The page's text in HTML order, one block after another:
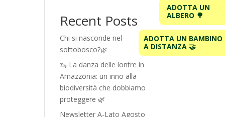
Recent Posts
Chi si nasconde nel
sottobosco?🌿
🦦 La danza delle lontre in
Amazzonia: un inno alla
biodiversità che dobbiamo
proteggere 🌿
Newsletter A-Lato Agosto
ADOTTA UN
ALBERO 🌳
ADOTTA UN BAMBINO
A DISTANZA 🤝